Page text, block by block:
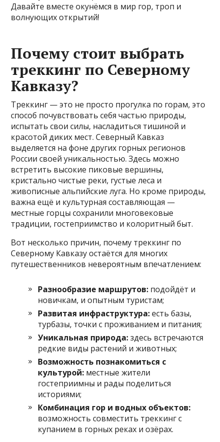
Давайте вместе окунёмся в мир гор, троп и
волнующих открытий!
Почему стоит выбрать
треккинг по Северному
Кавказу?
Треккинг — это не просто прогулка по горам, это
способ почувствовать себя частью природы,
испытать свои силы, насладиться тишиной и
красотой диких мест. Северный Кавказ
выделяется на фоне других горных регионов
России своей уникальностью. Здесь можно
встретить высокие пиковые вершины,
кристально чистые реки, густые леса и
живописные альпийские луга. Но кроме природы,
важна ещё и культурная составляющая —
местные горцы сохранили многовековые
традиции, гостеприимство и колоритный быт.
Вот несколько причин, почему треккинг по
Северному Кавказу остаётся для многих
путешественников невероятным впечатлением:
Разнообразие маршрутов: подойдёт и
новичкам, и опытным туристам;
Развитая инфраструктура:есть базы,
турбазы, точки с проживанием и питания;
Уникальная природа:здесь встречаются
редкие виды растений и животных;
Возможность познакомиться с
культурой: местные жители
гостеприимны и рады поделиться
историями;
Комбинация гор и водных объектов:
возможность совместить треккинг с
купанием в горных реках и озёрах.